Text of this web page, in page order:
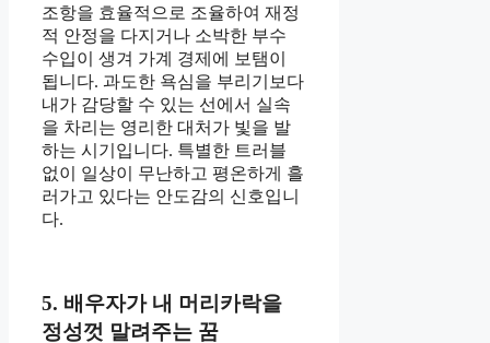
조항을 효율적으로 조율하여 재정
적 안정을 다지거나 소박한 부수
수입이 생겨 가계 경제에 보탬이
됩니다. 과도한 욕심을 부리기보다
내가 감당할 수 있는 선에서 실속
을 차리는 영리한 대처가 빛을 발
하는 시기입니다. 특별한 트러블
없이 일상이 무난하고 평온하게 흘
러가고 있다는 안도감의 신호입니
다.
5. 배우자가 내 머리카락을
정성껏 말려주는 꿈